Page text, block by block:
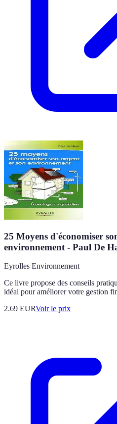
25 Moyens d'économiser
environnement - Paul De
Eyrolles Environnement
Ce livre propose des conseils
idéal pour améliorer votre gestion
2.69 EURVoir le prix